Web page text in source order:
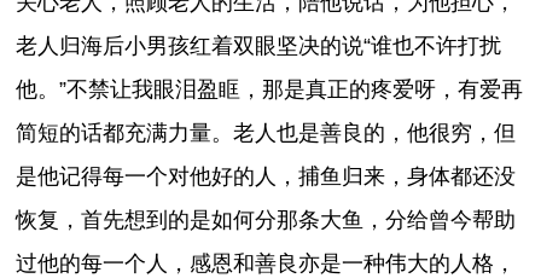
老人归海后小男孩红着双眼坚决的说“谁也不许打扰
他。”不禁让我眼泪盈眶，那是真正的疼爱呀，有爱再
简短的话都充满力量。老人也是善良的，他很穷，但
是他记得每一个对他好的人，捕鱼归来，身体都还没
恢复，首先想到的是如何分那条大鱼，分给曾今帮助
过他的每一个人，感恩和善良亦是一种伟大的人格，